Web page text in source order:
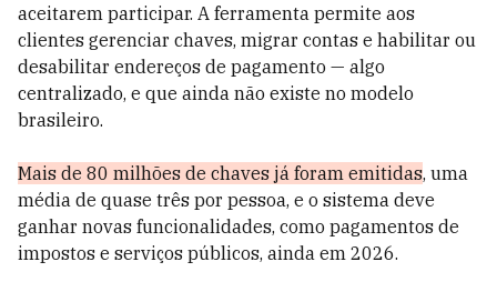
aceitarem participar. A ferramenta permite aos
clientes gerenciar chaves, migrar contas e habilitar ou
desabilitar endereços de pagamento — algo
centralizado, e que ainda não existe no modelo
brasileiro.
Mais de 80 milhões de chaves já foram emitidas, uma
média de quase três por pessoa, e o sistema deve
ganhar novas funcionalidades, como pagamentos de
impostos e serviços públicos, ainda em 2026.